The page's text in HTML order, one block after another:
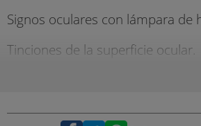
Signos oculares con lámpara de
Tinciones de la superficie ocular.
Lentes de contacto permeables